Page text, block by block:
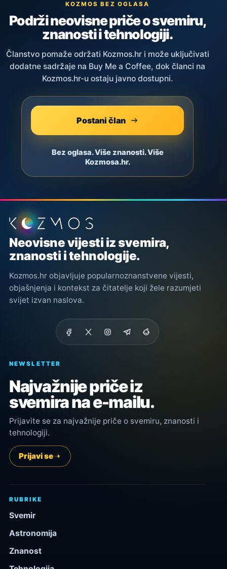
KOZMOS BEZ OGLASA
Podrži neovisne priče o svemiru,
znanosti i tehnologiji.
Članstvo pomaže održati Kozmos.hr i može uključivati
dodatne sadržaje na Buy Me a Coffee, dok članci na
Kozmos.hr-u ostaju javno dostupni.
Postani član
Bez oglasa. Više znanosti. Više
Kozmosa.hr.
Podnožje stranice
Neovisne vijesti iz svemira,
znanosti i tehnologije.
Kozmos.hr objavljuje popularnoznanstvene vijesti,
objašnjenja i kontekst za čitatelje koji žele razumjeti
svijet izvan naslova.
NEWSLETTER
Najvažnije priče iz
svemira na e-mailu.
Prijavite se za najvažnije priče o svemiru, znanosti i
tehnologiji.
Prijavi se
RUBRIKE
Svemir
Astronomija
Znanost